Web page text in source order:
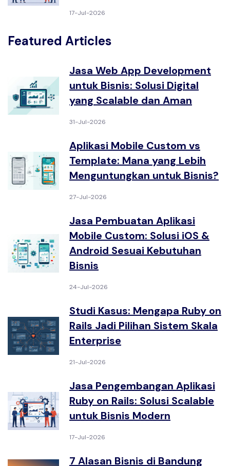
17-Jul-2026
Featured Articles
Jasa Web App Development
untuk Bisnis: Solusi Digital
yang Scalable dan Aman
31-Jul-2026
Aplikasi Mobile Custom vs
Template: Mana yang Lebih
Menguntungkan untuk Bisnis?
27-Jul-2026
Jasa Pembuatan Aplikasi
Mobile Custom: Solusi iOS &
Android Sesuai Kebutuhan
Bisnis
24-Jul-2026
Studi Kasus: Mengapa Ruby on
Rails Jadi Pilihan Sistem Skala
Enterprise
21-Jul-2026
Jasa Pengembangan Aplikasi
Ruby on Rails: Solusi Scalable
untuk Bisnis Modern
17-Jul-2026
7 Alasan Bisnis di Bandung